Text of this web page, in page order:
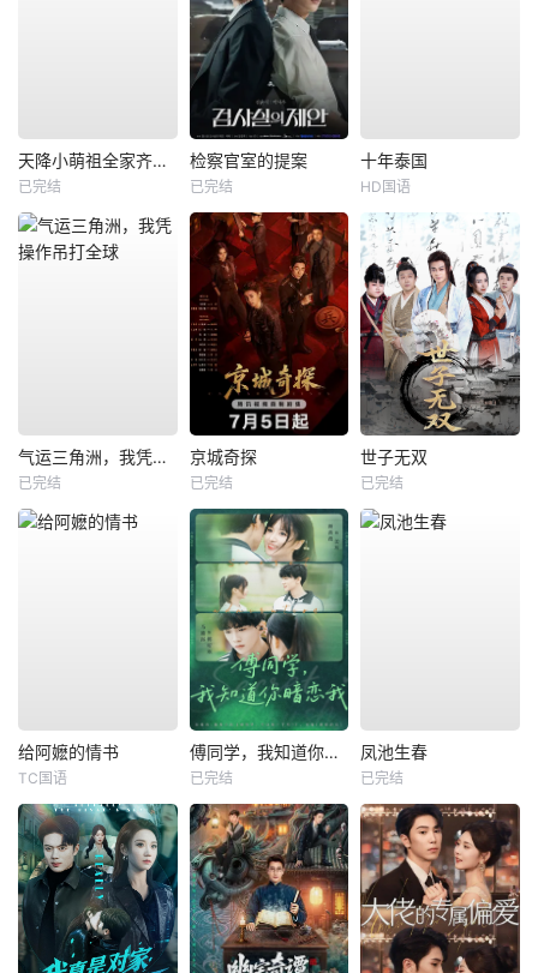
天降小萌祖全家齐齐宠
已完结
检察官室的提案
已完结
十年泰国
HD国语
气运三角洲，我凭操作吊打全球
已完结
京城奇探
已完结
世子无双
已完结
给阿嬷的情书
TC国语
傅同学，我知道你暗恋我
已完结
凤池生春
已完结